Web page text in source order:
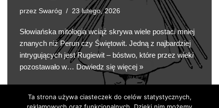
przez Swaróg 23 lutego, 2026
Słowiańska mitologia wciąż skrywa wiele postaci mniej
znanych niż Perun czy Świętowit. Jedną z najbardziej
intrygujących jest Rugiewit – bóstwo, które przez wieki
pozostawało w… Dowiedz się więcej »
Ta strona używa ciasteczek do celów statystycznych,